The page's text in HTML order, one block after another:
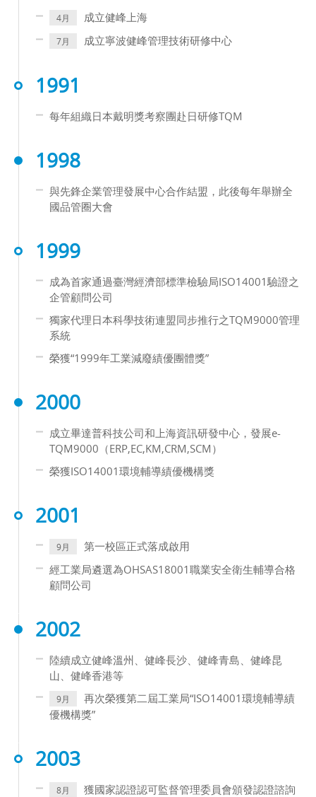
4月 成立健峰上海
7月 成立寧波健峰管理技術研修中心
1991
每年組織日本戴明獎考察團赴日研修TQM
1998
與先鋒企業管理發展中心合作結盟，此後每年舉辦全
國品管圈大會
1999
成為首家通過臺灣經濟部標準檢驗局ISO14001驗證之
企管顧問公司
獨家代理日本科學技術連盟同步推行之TQM9000管理
系統
榮獲“1999年工業減廢績優團體獎”
2000
成立畢達普科技公司和上海資訊研發中心，發展e-
TQM9000（ERP,EC,KM,CRM,SCM）
榮獲ISO14001環境輔導績優機構獎
2001
9月
第一校區正式落成啟用
經工業局遴選為OHSAS18001職業安全衛生輔導合格
顧問公司
2002
陸續成立健峰溫州、健峰長沙、健峰青島、健峰昆
山、健峰香港等
9月
再次榮獲第二屆工業局“ISO14001環境輔導績
優機構獎”
2003
8月
獲國家認證認可監督管理委員會頒發認證諮詢